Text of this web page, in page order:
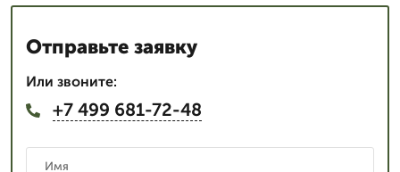
Отправьте заявку
Или звоните:
+7 499 681-72-48